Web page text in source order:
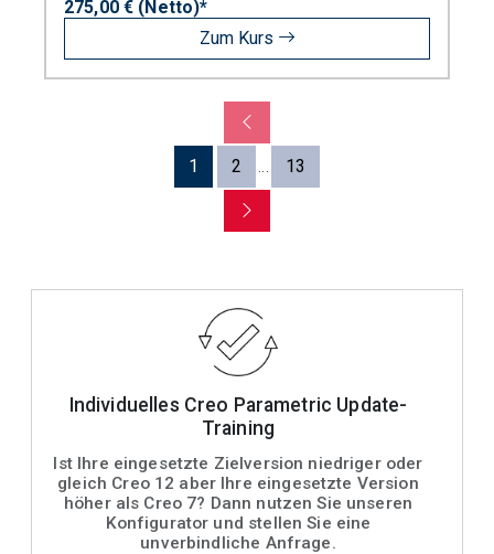
275,00 € (Netto)*
Zum Kurs
1 2 13
Individuelles Creo Parametric Update-
Training
Ist Ihre eingesetzte Zielversion niedriger oder
gleich Creo 12 aber Ihre eingesetzte Version
höher als Creo 7? Dann nutzen Sie unseren
Konfigurator und stellen Sie eine
unverbindliche Anfrage.